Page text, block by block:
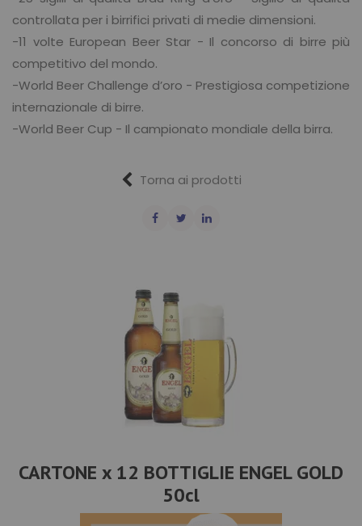
controllata per i birrifici privati di medie dimensioni.
-11 volte European Beer Star - Il concorso di birre più
competitivo del mondo.
-World Beer Challenge d’oro - Prestigiosa competizione
internazionale di birre.
-World Beer Cup - Il campionato mondiale della birra.
Torna ai prodotti
CARTONE x 12 BOTTIGLIE ENGEL GOLD
50cl